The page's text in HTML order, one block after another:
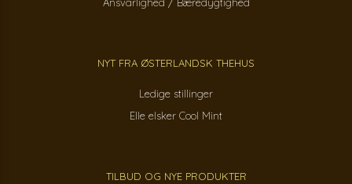
Ansvarlighed / Bæredygtighed
NYT FRA ØSTERLANDSK THEHUS
Ledige stillinger
Elle elsker Cool Mint
TILBUD OG NYE PRODUKTER